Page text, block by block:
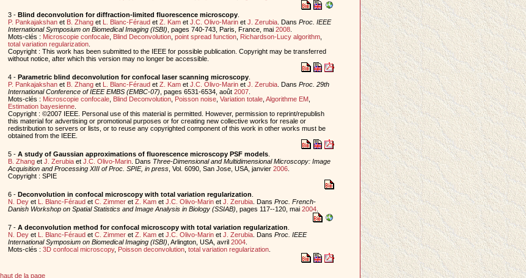
3 - Blind deconvolution for diffraction-limited fluorescence microscopy.
P. Pankajakshanet B. Zhanget L. Blanc-Féraudet Z. Kamet J.C. Olivo-Marinet J. Zerubia. Dans Proc. IEEE
International Symposium on Biomedical Imaging (ISBI) , pages 740-743, Paris, France, mai 2008.
Mots-clés : Microscopie confocale, Blind Deconvolution, point spread function, Richardson-Lucy algorithm,
total variation regularization.
Copyright : This work has been submitted to the IEEE for possible publication. Copyright may be transferred
without notice, after which this version may no longer be accessible.
4 - Parametric blind deconvolution for confocal laser scanning microscopy.
P. Pankajakshanet B. Zhanget L. Blanc-Féraudet Z. Kamet J.C. Olivo-Marinet J. Zerubia. Dans Proc. 29th
International Conference of IEEE EMBS (EMBC-07) , pages 6531-6534, août 2007.
Mots-clés : Microscopie confocale, Blind Deconvolution, Poisson noise, Variation totale, Algorithme EM,
Estimation bayesienne.
Copyright : ©2007 IEEE. Personal use of this material is permitted. However, permission to reprint/republish
this material for advertising or promotional purposes or for creating new collective works for resale or
redistribution to servers or lists, or to reuse any copyrighted component of this work in other works must be
obtained from the IEEE.
5 - A study of Gaussian approximations of fluorescence microscopy PSF models.
B. Zhanget J. Zerubiaet J.C. Olivo-Marin. Dans Three-Dimensional and Multidimensional Microscopy: Image
Acquisition and Processing XIII of Proc. SPIE, in press, Vol. 6090, San Jose, USA, janvier 2006.
Copyright : SPIE
6 - Deconvolution in confocal microscopy with total variation regularization
N. Deyet L. Blanc-Féraudet C. Zimmeret Z. Kamet J.C. Olivo-Marinet J. Zerubia. Dans Proc. French-
Danish Workshop on Spatial Statistics and Image Analysis in Biology (SSIAB) , pages 117--120, mai 2004.
7 - A deconvolution method for confocal microscopy with total variation regularization
N. Deyet L. Blanc-Féraudet C. Zimmeret Z. Kamet J.C. Olivo-Marinet J. Zerubia. Dans Proc. IEEE
International Symposium on Biomedical Imaging (ISBI) , Arlington, USA, avril 2004.
Mots-clés : 3D confocal microscopy, Poisson deconvolution, total variation regularization.
haut de la page